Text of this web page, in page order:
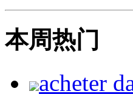
本周热门
acheter